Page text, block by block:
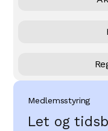
Medlemsstyring
Let og